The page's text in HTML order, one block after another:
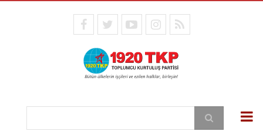
facebooktwitteryoutubeinstagram
RSS
Ara